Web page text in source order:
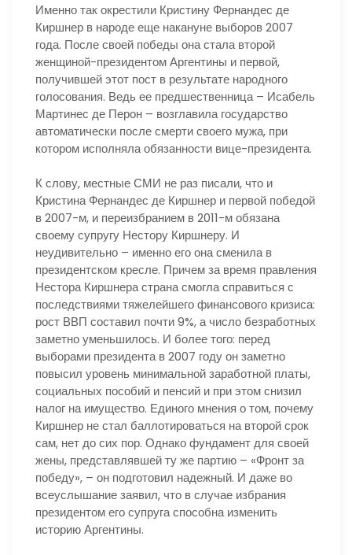
Именно так окрестили Кристину Фернандес де
Киршнер в народе еще накануне выборов 2007
года. После своей победы она стала второй
женщиной-президентом Аргентины и первой,
получившей этот пост в результате народного
голосования. Ведь ее предшественница – Исабель
Мартинес де Перон – возглавила государство
автоматически после смерти своего мужа, при
котором исполняла обязанности вице-президента.
К слову, местные СМИ не раз писали, что и
Кристина Фернандес де Киршнер и первой победой
в 2007-м, и переизбранием в 2011-м обязана
своему супругу Нестору Киршнеру. И
неудивительно – именно его она сменила в
президентском кресле. Причем за время правления
Нестора Киршнера страна смогла справиться с
последствиями тяжелейшего финансового кризиса:
рост ВВП составил почти 9%, а число безработных
заметно уменьшилось. И более того: перед
выборами президента в 2007 году он заметно
повысил уровень минимальной заработной платы,
социальных пособий и пенсий и при этом снизил
налог на имущество. Единого мнения о том, почему
Киршнер не стал баллотироваться на второй срок
сам, нет до сих пор. Однако фундамент для своей
жены, представлявшей ту же партию – «Фронт за
победу», – он подготовил надежный. И даже во
всеуслышание заявил, что в случае избрания
президентом его супруга способна изменить
историю Аргентины.